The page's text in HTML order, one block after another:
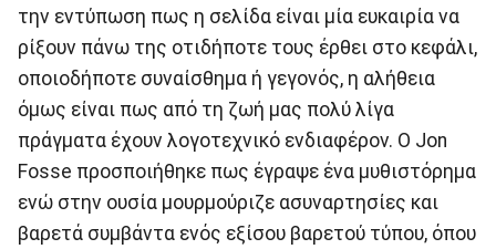
την εντύπωση πως η σελίδα είναι μία ευκαιρία να
ρίξουν πάνω της οτιδήποτε τους έρθει στο κεφάλι,
οποιοδήποτε συναίσθημα ή γεγονός, η αλήθεια
όμως είναι πως από τη ζωή μας πολύ λίγα
πράγματα έχουν λογοτεχνικό ενδιαφέρον. Ο Jon
Fosse προσποιήθηκε πως έγραψε ένα μυθιστόρημα
ενώ στην ουσία μουρμούριζε ασυναρτησίες και
βαρετά συμβάντα ενός εξίσου βαρετού τύπου, όπου